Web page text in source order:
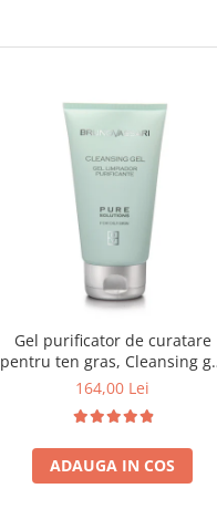
Gel purificator de curatare
pentru ten gras, Cleansing
pure solution - 150ml
164,00 Lei
ADAUGA IN COS